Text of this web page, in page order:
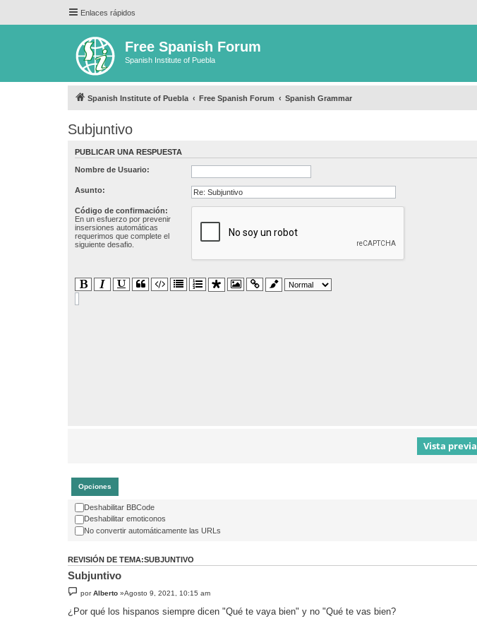
Enlaces rápidos
Free Spanish Forum
Spanish Institute of Puebla
Spanish Institute of Puebla Free Spanish Forum Spanish Grammar
Subjuntivo
PUBLICAR UNA RESPUESTA
Nombre de Usuario:
Asunto:
Código de confirmación:
En un esfuerzo por prevenir
insersiones automáticas
requerimos que complete el
siguiente desafio.
Opciones
Deshabilitar BBCode
Deshabilitar emoticonos
No convertir automáticamente las URLs
REVISIÓN DE TEMA:SUBJUNTIVO
Subjuntivo
porAlberto »Agosto 9, 2021, 10:15 am
¿Por qué los hispanos siempre dicen "Qué te vaya bien" y no "Qué te vas bien?